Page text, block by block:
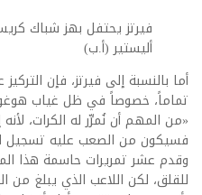
فيرتز يحتفل بهز شباك
أليستير (أ.ب)
أما بالنسبة إلى فيرتز، فإن
تماماً، خصوصاً في ظل غياب هوغو
«من المهم أن نُمرِّر له الكرات،
فسيكون من الصعب عليه تسجيل
وقدم عشر تمريرات حاسمة هذا